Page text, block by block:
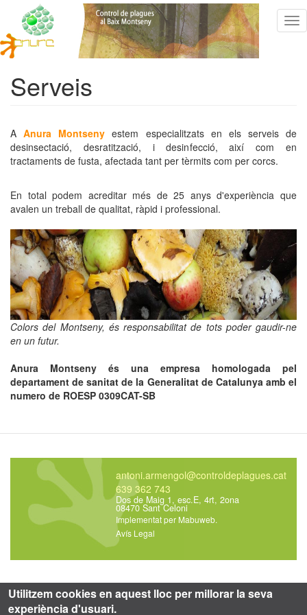
contingut
Serveis
AAnura Montsenyestem especialitzats en els serveis de
desinsectació, desratització, i desinfecció, així com en
tractaments de fusta, afectada tant per tèrmits com per corcs.
En total podem acreditar més de 25 anys d'experiència que
avalen un treball de qualitat, ràpid i professional.
Colors del Montseny, és responsabilitat de tots poder gaudir-ne
en un futur.
Anura Montseny és una empresa homologada pel
departament de sanitat de la Generalitat de Catalunya amb el
numero de ROESP 0309CAT-SB
antoni.armengol@controldeplagues.cat
639 362 743
Dos de Maig 1, esc.E, 4rt, 2ona
08470 Sant Celoni
Implementat per Mabuweb.
Avís Legal
Utilitzem cookies en aquest lloc per millorar la seva
experiència d'usuari.